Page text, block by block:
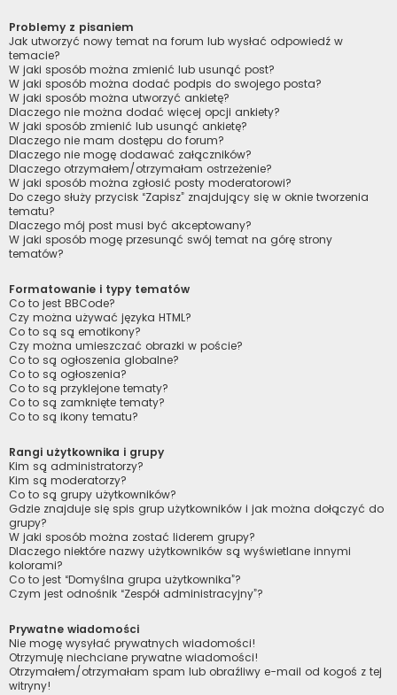
Problemy z pisaniem
Jak utworzyć nowy temat na forum lub wysłać odpowiedź w
temacie?
W jaki sposób można zmienić lub usunąć post?
W jaki sposób można dodać podpis do swojego posta?
W jaki sposób można utworzyć ankietę?
Dlaczego nie można dodać więcej opcji ankiety?
W jaki sposób zmienić lub usunąć ankietę?
Dlaczego nie mam dostępu do forum?
Dlaczego nie mogę dodawać załączników?
Dlaczego otrzymałem/otrzymałam ostrzeżenie?
W jaki sposób można zgłosić posty moderatorowi?
Do czego służy przycisk “Zapisz” znajdujący się w oknie tworzenia
tematu?
Dlaczego mój post musi być akceptowany?
W jaki sposób mogę przesunąć swój temat na górę strony
tematów?
Formatowanie i typy tematów
Co to jest BBCode?
Czy można używać języka HTML?
Co to są są emotikony?
Czy można umieszczać obrazki w poście?
Co to są ogłoszenia globalne?
Co to są ogłoszenia?
Co to są przyklejone tematy?
Co to są zamknięte tematy?
Co to są ikony tematu?
Rangi użytkownika i grupy
Kim są administratorzy?
Kim są moderatorzy?
Co to są grupy użytkowników?
Gdzie znajduje się spis grup użytkowników i jak można dołączyć do
grupy?
W jaki sposób można zostać liderem grupy?
Dlaczego niektóre nazwy użytkowników są wyświetlane innymi
kolorami?
Co to jest “Domyślna grupa użytkownika”?
Czym jest odnośnik “Zespół administracyjny”?
Prywatne wiadomości
Nie mogę wysyłać prywatnych wiadomości!
Otrzymuję niechciane prywatne wiadomości!
Otrzymałem/otrzymałam spam lub obraźliwy e-mail od kogoś z tej
witryny!